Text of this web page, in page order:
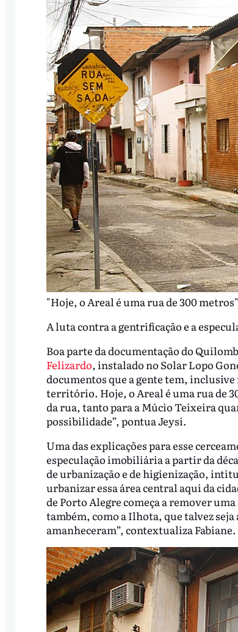
"Hoje, o Areal é uma rua de 300
A luta contra a gentrificação e a
Boa parte da documentação do
Felizardo, instalado no Solar Lopo
documentos que a gente tem,
território. Hoje, o Areal é uma rua de
da rua, tanto para a Múcio Teixeira
possibilidade”, pontua Jeysi.
Uma das explicações para esse
especulação imobiliária a partir da
de urbanização e de higienização,
urbanizar essa área central aqui da
de Porto Alegre começa a remover
também, como a Ilhota, que talvez
amanheceram”, contextualiza Fabiane.